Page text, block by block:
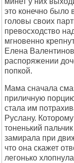
это конечно было
головы своих
превосходство
мгновенно
Елена
распоряжении
попкой.
Мама сначала
приличную
стала им
Руслану.
тоненький
замирала при
что она скажет
легонько